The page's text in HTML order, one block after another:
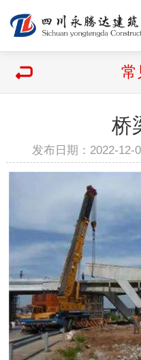
常
桥
发布日期：2022-